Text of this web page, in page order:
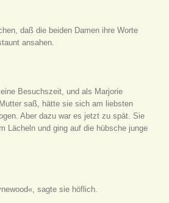
daß die beiden Damen ihre Worte
ansahen.
Besuchszeit, und als Marjorie
saß, hätte sie sich am liebsten
Aber dazu war es jetzt zu spät. Sie
Lächeln und ging auf die hübsche junge
sagte sie höflich.